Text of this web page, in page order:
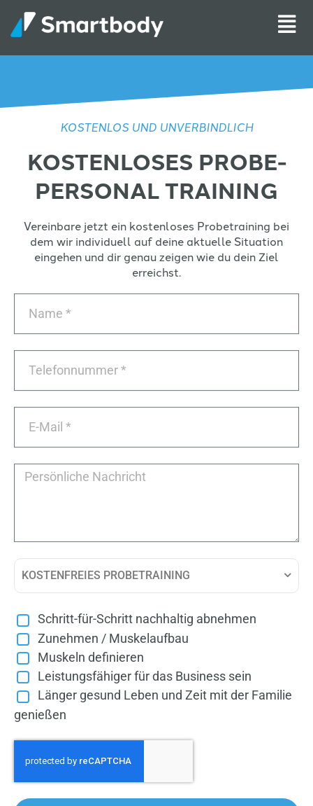
KOSTENLOS UND UNVERBINDLICH
KOSTENLOSES PROBE-
PERSONAL TRAINING
Vereinbare jetzt ein kostenloses Probetraining bei
dem wir individuell auf deine aktuelle Situation
eingehen und dir genau zeigen wie du dein Ziel
erreichst.
KOSTENFREIES PROBETRAINING
Schritt-für-Schritt nachhaltig abnehmen
Zunehmen / Muskelaufbau
Muskeln definieren
Leistungsfähiger für das Business sein
Länger gesund Leben und Zeit mit der Familie
genießen